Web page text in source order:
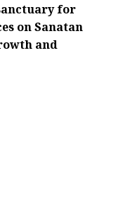
for
on Sanatan
and